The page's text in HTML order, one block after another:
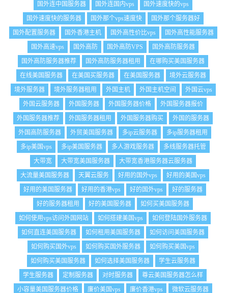
国外连中国服务器
国外连国内vps
国外速度快的vps
国外速度快的服务器
国外那个vps速度快
国外那个服务器好
国外配置服务器
国外香港主机 国外高性价比vps
国外高性能服务器
国外高速vps
国外高防 国外高防VPS
国外高防服务器
国外高防服务器推荐
国外高防服务器租用
在哪购买美国服务器
在线美国服务器
在美国买服务器 在美国服务器
境外云服务器
境外服务器
境外服务器租用 外国主机 外国主机空间
外国云vps
外国云服务器
外国服务器 外国服务器价格
外国服务器报价
外国服务器推荐
外国服务器租用 外国服务器购买
外国的服务器
外国高防服务器
外贸美国服务器 多ip云服务器
多ip服务器租用
多ip美国vps
多ip美国服务器 多人游戏服务器
多线服务器托管
大带宽
大带宽美国服务器
大带宽香港服务器云服务器
大流量美国服务器
天翼云服务 好用的国外vps
好用的美国vps
好用的美国服务器
好用的香港vps 好的国外vps
好的服务器
好的服务器租用
好的美国服务器
如何买美国服务器
如何使用vps访问外国网站
如何搭建美国vps
如何登陆国外服务器
如何直连美国服务器
如何租用美国服务器
如何访问美国服务器
如何购买国外vps
如何购买国外服务器
如何购买美国vps
如何购买美国服务器
如何选择美国服务器
学生云服务器
学生服务器
定制服务器 对时服务器
尊云美国服务器怎么样
小容量美国服务器价格
廉价美国vps 廉价香港vps
微软云服务器